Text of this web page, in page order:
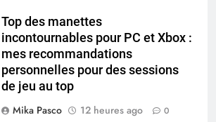
Top des manettes
incontournables pour PC et Xbox :
mes recommandations
personnelles pour des sessions
de jeu au top
Mika Pasco
12 heures ago 0